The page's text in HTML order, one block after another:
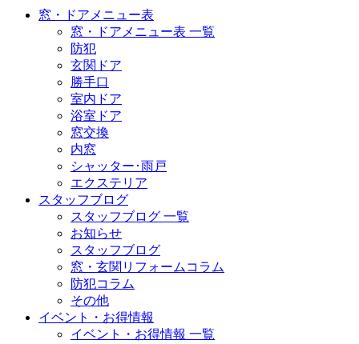
窓・ドアメニュー表
窓・ドアメニュー表 一覧
防犯
玄関ドア
勝手口
室内ドア
浴室ドア
窓交換
内窓
シャッター･雨戸
エクステリア
スタッフブログ
スタッフブログ 一覧
お知らせ
スタッフブログ
窓・玄関リフォームコラム
防犯コラム
その他
イベント・お得情報
イベント・お得情報 一覧